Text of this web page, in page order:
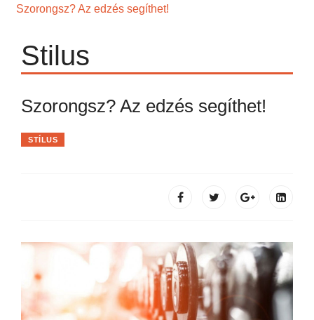
Szorongsz? Az edzés segíthet!
Stilus
Szorongsz? Az edzés segíthet!
STÍLUS